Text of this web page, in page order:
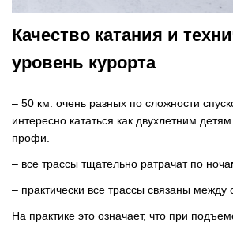
Качество катания и
уровень курорта
– 50 км. очень разных по сложности
интересно кататься как двухлетним
профи.
– все трассы тщательно ратрачат по
– практически все трассы связаны между
На практике это означает, что при